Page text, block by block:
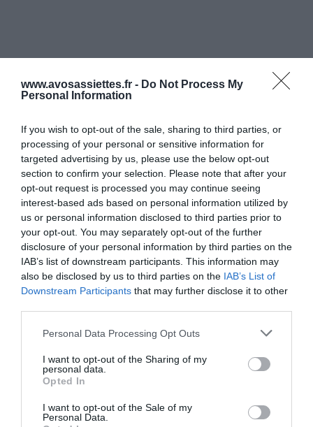
www.avosassiettes.fr - Do Not Process My
Personal Information
If you wish to opt-out of the sale, sharing to third parties, or
processing of your personal or sensitive information for
targeted advertising by us, please use the below opt-out
section to confirm your selection. Please note that after your
opt-out request is processed you may continue seeing
interest-based ads based on personal information utilized by
us or personal information disclosed to third parties prior to
your opt-out. You may separately opt-out of the further
disclosure of your personal information by third parties on the
IAB’s list of downstream participants. This information may
also be disclosed by us to third parties on the IAB’s List of
Downstream Participants that may further disclose it to other
Please note that this website/app uses one or more Google
not limited to your visit or usage behaviour. You may click to
grant or deny consent to Google and its third-party tags to
use your data for below specified purposes in below Google
consent section.
Personal Data Processing Opt Outs
I want to opt-out of the Sharing of my
personal data.
Opted In
I want to opt-out of the Sale of my
Personal Data.
CONNEXION
Mot de passe oublié ?
Se souvenir de moi
Vous n'avez pas de compte ?